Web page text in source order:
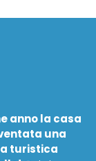
anno la casa
una
turistica